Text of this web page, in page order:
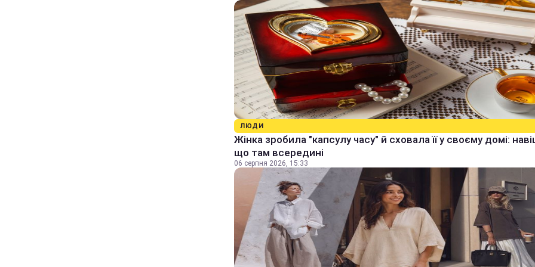
ЛЮДИ
Жінка зробила "капсулу часу" й сховала її у своєму домі:
що там всередині
06 серпня 2026, 15:33